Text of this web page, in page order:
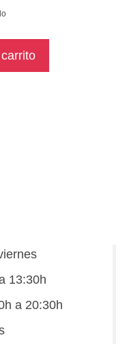
13:30h
a 20:30h